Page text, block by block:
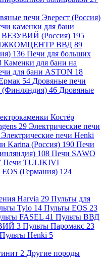
печи Эверест (Россия)
каменки для бани
ВЕЗУВИЙ (Россия) 195
ВВД 89
136 Печи для больших
Каменки для бани на
для бани ASTON 18
54 Дровяные печи
46 Дровяные
Костёр
29 Электрические печи
Электрические печи Henki
Karina (Россия) 190 Печи
108 Печи SAWO
Печи TULIKIVI
(Германия) 124
Harvia 29 Пульты для
Tylo 14 Пульты EOS 23
FASEL 41 Пульты ВВД
3 Пульты Паромакс 23
Пульты Henki 5
2 Другие породы